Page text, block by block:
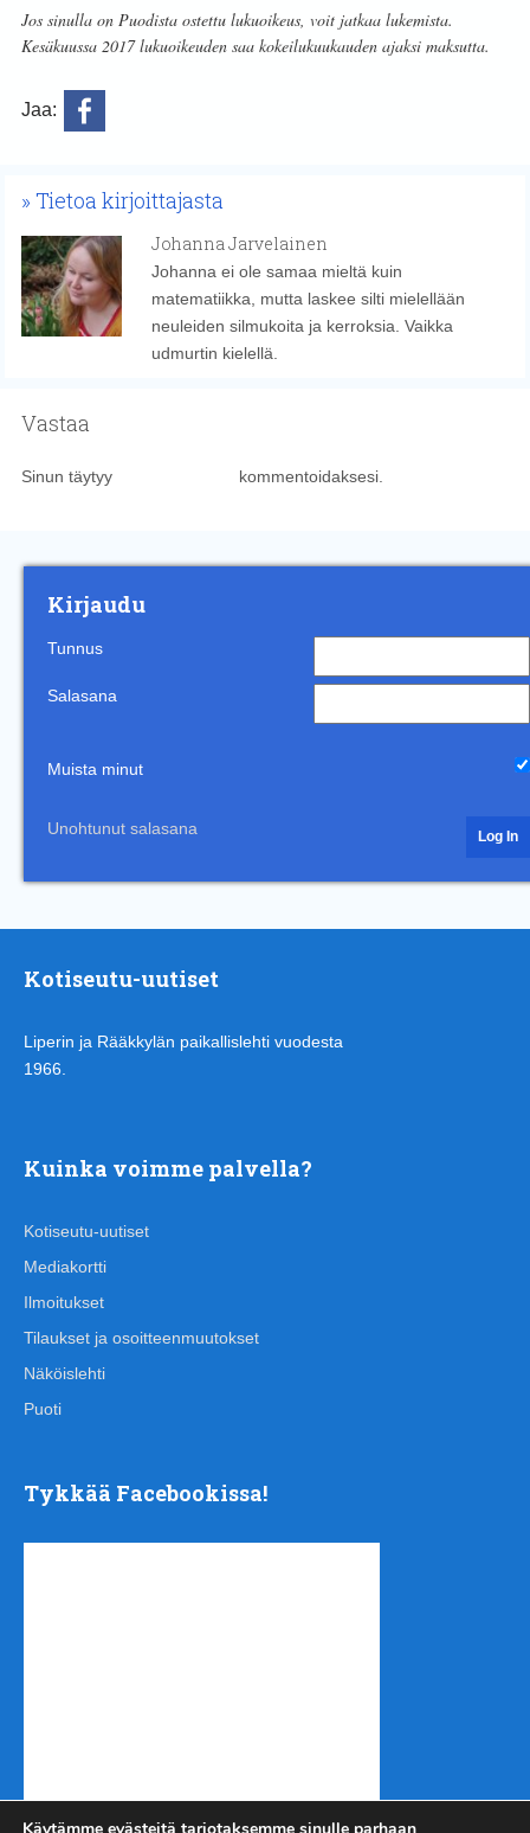
Jos sinulla on Puodista ostettu lukuoikeus, voit jatkaa lukemista.
Kesäkuussa 2017 lukuoikeuden saa kokeilukuukauden ajaksi maksutta.
Jaa:
Tietoa kirjoittajasta
Johanna Jarvelainen
Johanna ei ole samaa mieltä kuin
matematiikka, mutta laskee silti mielellään
neuleiden silmukoita ja kerroksia. Vaikka
udmurtin kielellä.
Vastaa
Sinun täytyy kommentoidaksesi.
Kirjaudu
Tunnus
Salasana
Muista minut
Unohtunut salasana
Kotiseutu-uutiset
Liperin ja Rääkkylän paikallislehti vuodesta
1966.
Kuinka voimme palvella?
Kotiseutu-uutiset
Mediakortti
Ilmoitukset
Tilaukset ja osoitteenmuutokset
Näköislehti
Puoti
Tykkää Facebookissa!